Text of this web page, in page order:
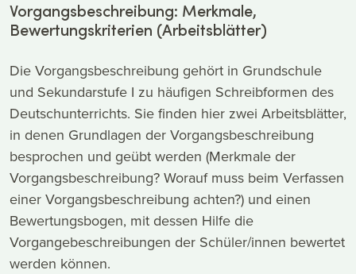
Vorgangsbeschreibung: Merkmale,
Bewertungskriterien (Arbeitsblätter)
Die Vorgangsbeschreibung gehört in Grundschule
und Sekundarstufe I zu häufigen Schreibformen des
Deutschunterrichts. Sie finden hier zwei Arbeitsblätter,
in denen Grundlagen der Vorgangsbeschreibung
besprochen und geübt werden (Merkmale der
Vorgangsbeschreibung? Worauf muss beim Verfassen
einer Vorgangsbeschreibung achten?) und einen
Bewertungsbogen, mit dessen Hilfe die
Vorgangebeschreibungen der Schüler/innen bewertet
werden können.